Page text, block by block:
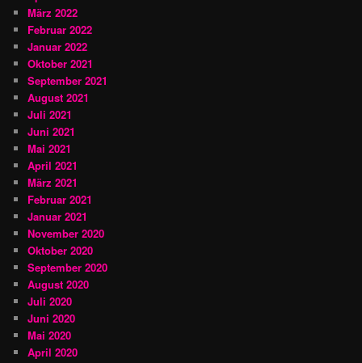
März 2022
Februar 2022
Januar 2022
Oktober 2021
September 2021
August 2021
Juli 2021
Juni 2021
Mai 2021
April 2021
März 2021
Februar 2021
Januar 2021
November 2020
Oktober 2020
September 2020
August 2020
Juli 2020
Juni 2020
Mai 2020
April 2020